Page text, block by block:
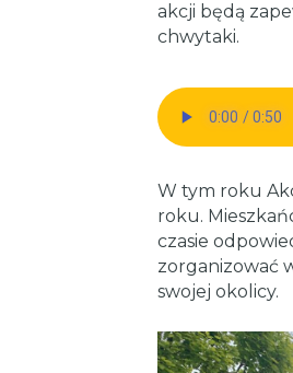
akcji będą
chwytaki.
W tym roku
roku.
czasie
zorganizować
swojej okolicy.